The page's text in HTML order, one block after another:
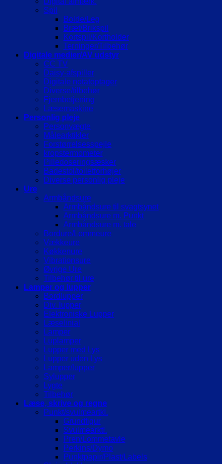
Spil
Bolde/Leg
Bræt/Brikspil
Kortspil/Kortholder
Terninger/Tilbehør
Digitale medier/AV udstyr
CC TV
Daisy-afspiller
Digitale notatoptager
Diverse/tilbehør
Fjernbetjening
Læsemaskine
Personlig pleje
Personvægte
Målearktikler
Forstørrelsesspejle
kropstermometer
Pilledoseringsæsker
Badestol/toiletforhøjer
Diverse personlig pleje
Ure
Armbåndsure
Armbåndsure til svagtsynet
Armbåndsure m. Punkt
Armbåndsure m. tale
Bordure/Lommeure
Vækkeure
Køkkenure
Vibrationsure
Øvrige Ure
Tilbehør til ure
Lamper og lupper
Bordlupper
Div. lupper
Elektroniske Lupper
Læselinial
Lamper
Luplamper
Lupper med Lys
Lupper uden Lys
Lamper/lupper
Sylupper
Lygte
Tilbehør
Læse, skrive og regne
Punkt/svulmeartkl.
Grundfigur
Svulmearktl.
Pren/Lommetavle
Perkins/Dymo
Punktpapir/Plast/Labels